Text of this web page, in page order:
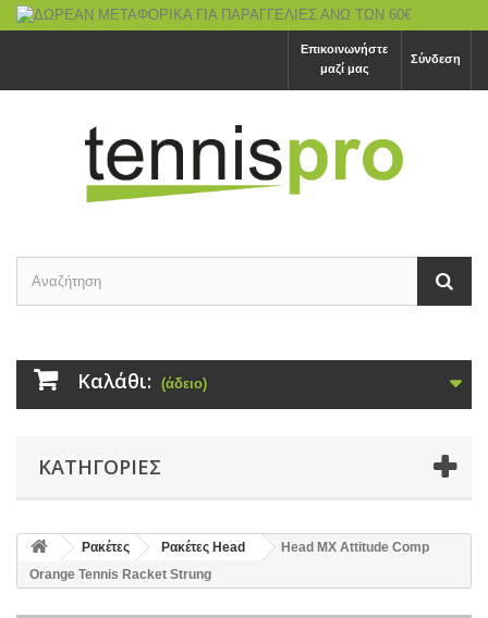
Σύνδεση
Επικοινωνήστε
μαζί μας
Καλάθι: (άδειο)
ΚΑΤΗΓΟΡΙΕΣ
Ρακέτες Ρακέτες Head
Head MX Attitude Comp
Orange Tennis Racket Strung